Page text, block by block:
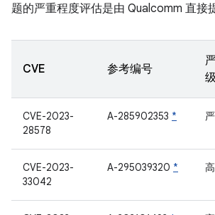
题的严重程度评估是由 Qualcomm 直接
CVE 参考编号
CVE-2023-
28578
A-285902353 *
CVE-2023-
33042
A-295039320 * 高